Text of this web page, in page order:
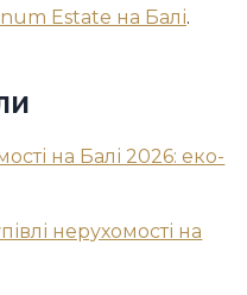
Estate на Балі.
на Балі 2026: еко-
нерухомості на